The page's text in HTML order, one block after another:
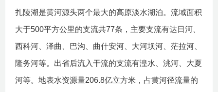
扎陵湖是黄河源头两个最大的高原淡水湖泊。流域面积
大于500平方公里的支流共77条，主要支流有达日河、
西科河、泽曲、巴沟、曲什安河、大河坝河、茫拉河、
隆务河等。出省后流入干流的支流有湟水、洮河、大夏
河等。地表水资源量206.8亿立方米，占黄河径流量的